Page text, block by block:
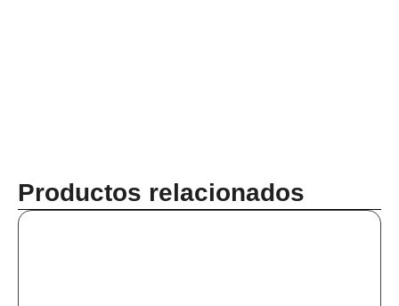
Productos relacionados